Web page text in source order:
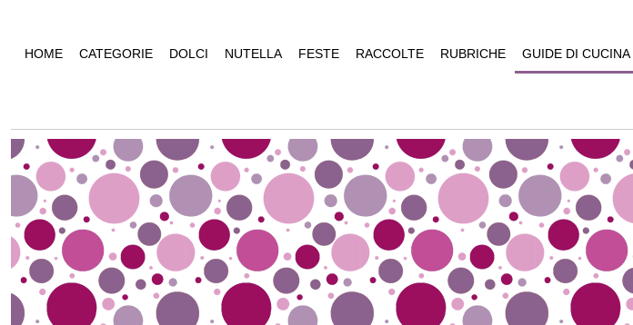
HOME CATEGORIE DOLCI NUTELLA FESTE RACCOLTE RUBRICHE GUIDE DI CUCINA